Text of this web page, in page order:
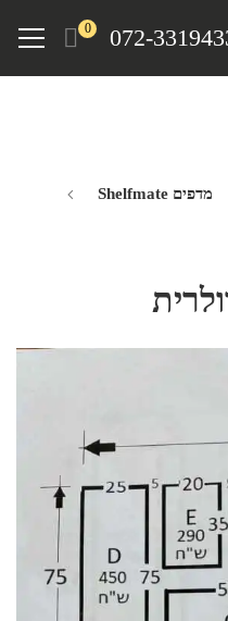
072-
0
Menu
מדפים Shelfmate